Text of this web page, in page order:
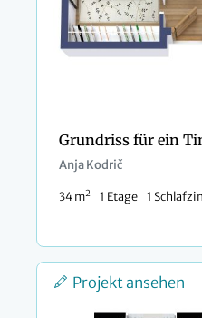
Grundriss für ein
Anja Kodrič
34 m2 1 Etage 1
Projekt ansehen